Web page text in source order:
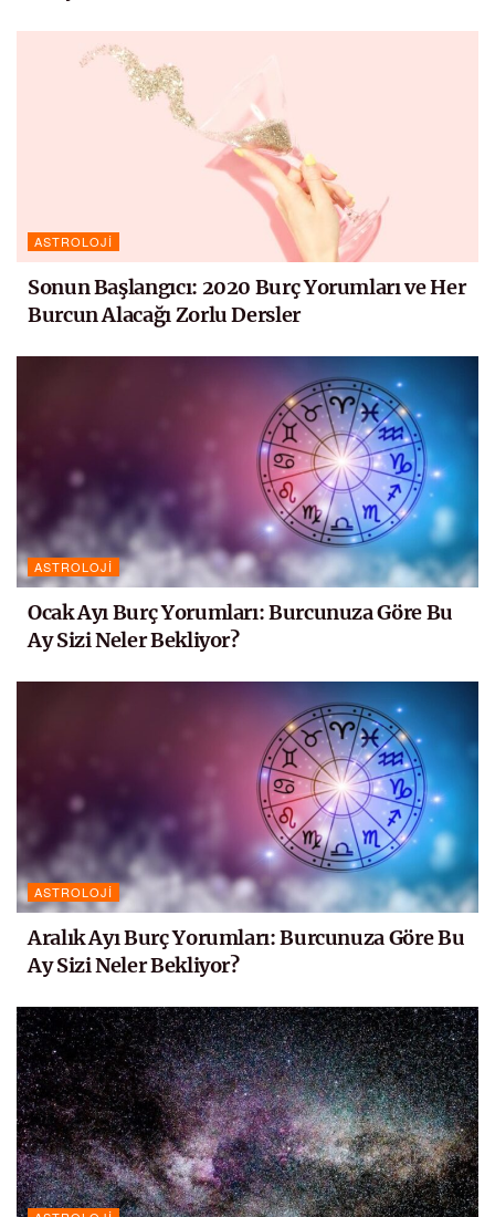
ASTROLOJI
Sonun Başlangıcı: 2020 Burç Yorumları ve Her
Burcun Alacağı Zorlu Dersler
ASTROLOJI
Ocak Ayı Burç Yorumları: Burcunuza Göre Bu
Ay Sizi Neler Bekliyor?
ASTROLOJI
Aralık Ayı Burç Yorumları: Burcunuza Göre Bu
Ay Sizi Neler Bekliyor?